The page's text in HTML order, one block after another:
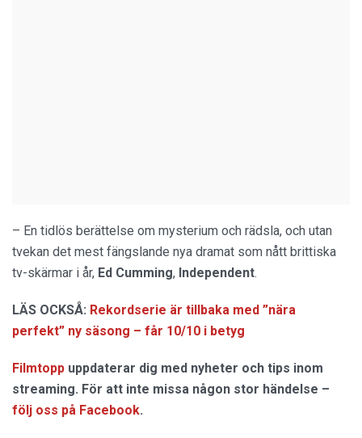
– En tidlös berättelse om mysterium och rädsla, och utan
tvekan det mest fängslande nya dramat som nått brittiska
tv-skärmar i år, Ed Cumming, Independent.
LÄS OCKSÅ: Rekordserie är tillbaka med ”nära
perfekt” ny säsong – får 10/10 i betyg
Filmtopp uppdaterar dig med nyheter och tips inom
streaming. För att inte missa någon stor händelse –
följ oss på Facebook.